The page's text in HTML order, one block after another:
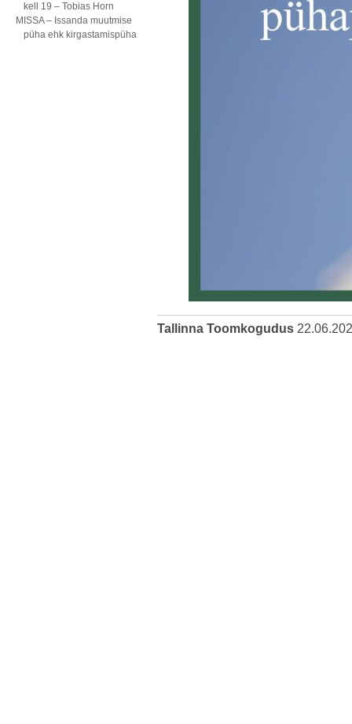
kell 19 – Tobias Horn
MISSA – Issanda muutmise
püha ehk kirgastamispüha
Tallinna Toomkogudus